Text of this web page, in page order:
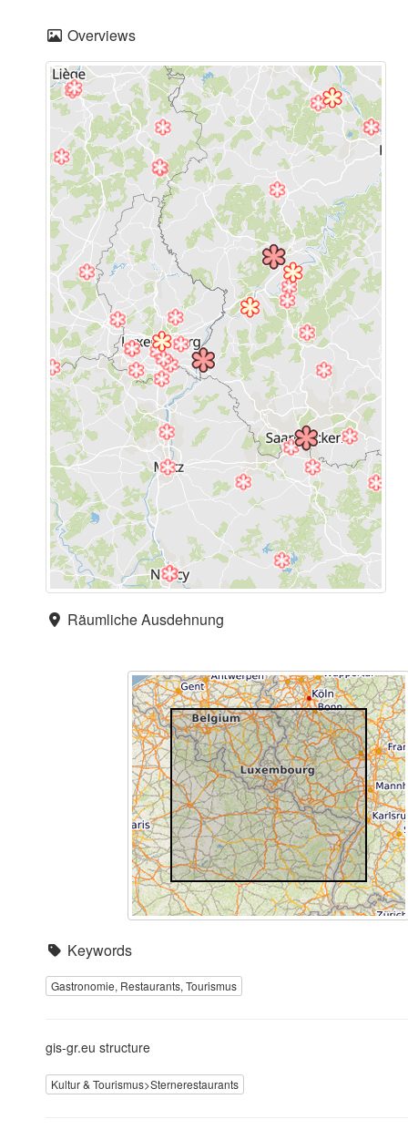
Overviews
Räumliche Ausdehnung
Keywords
Gastronomie, Restaurants, Tourismus
gis-gr.eu structure
Kultur & Tourismus>Sternerestaurants